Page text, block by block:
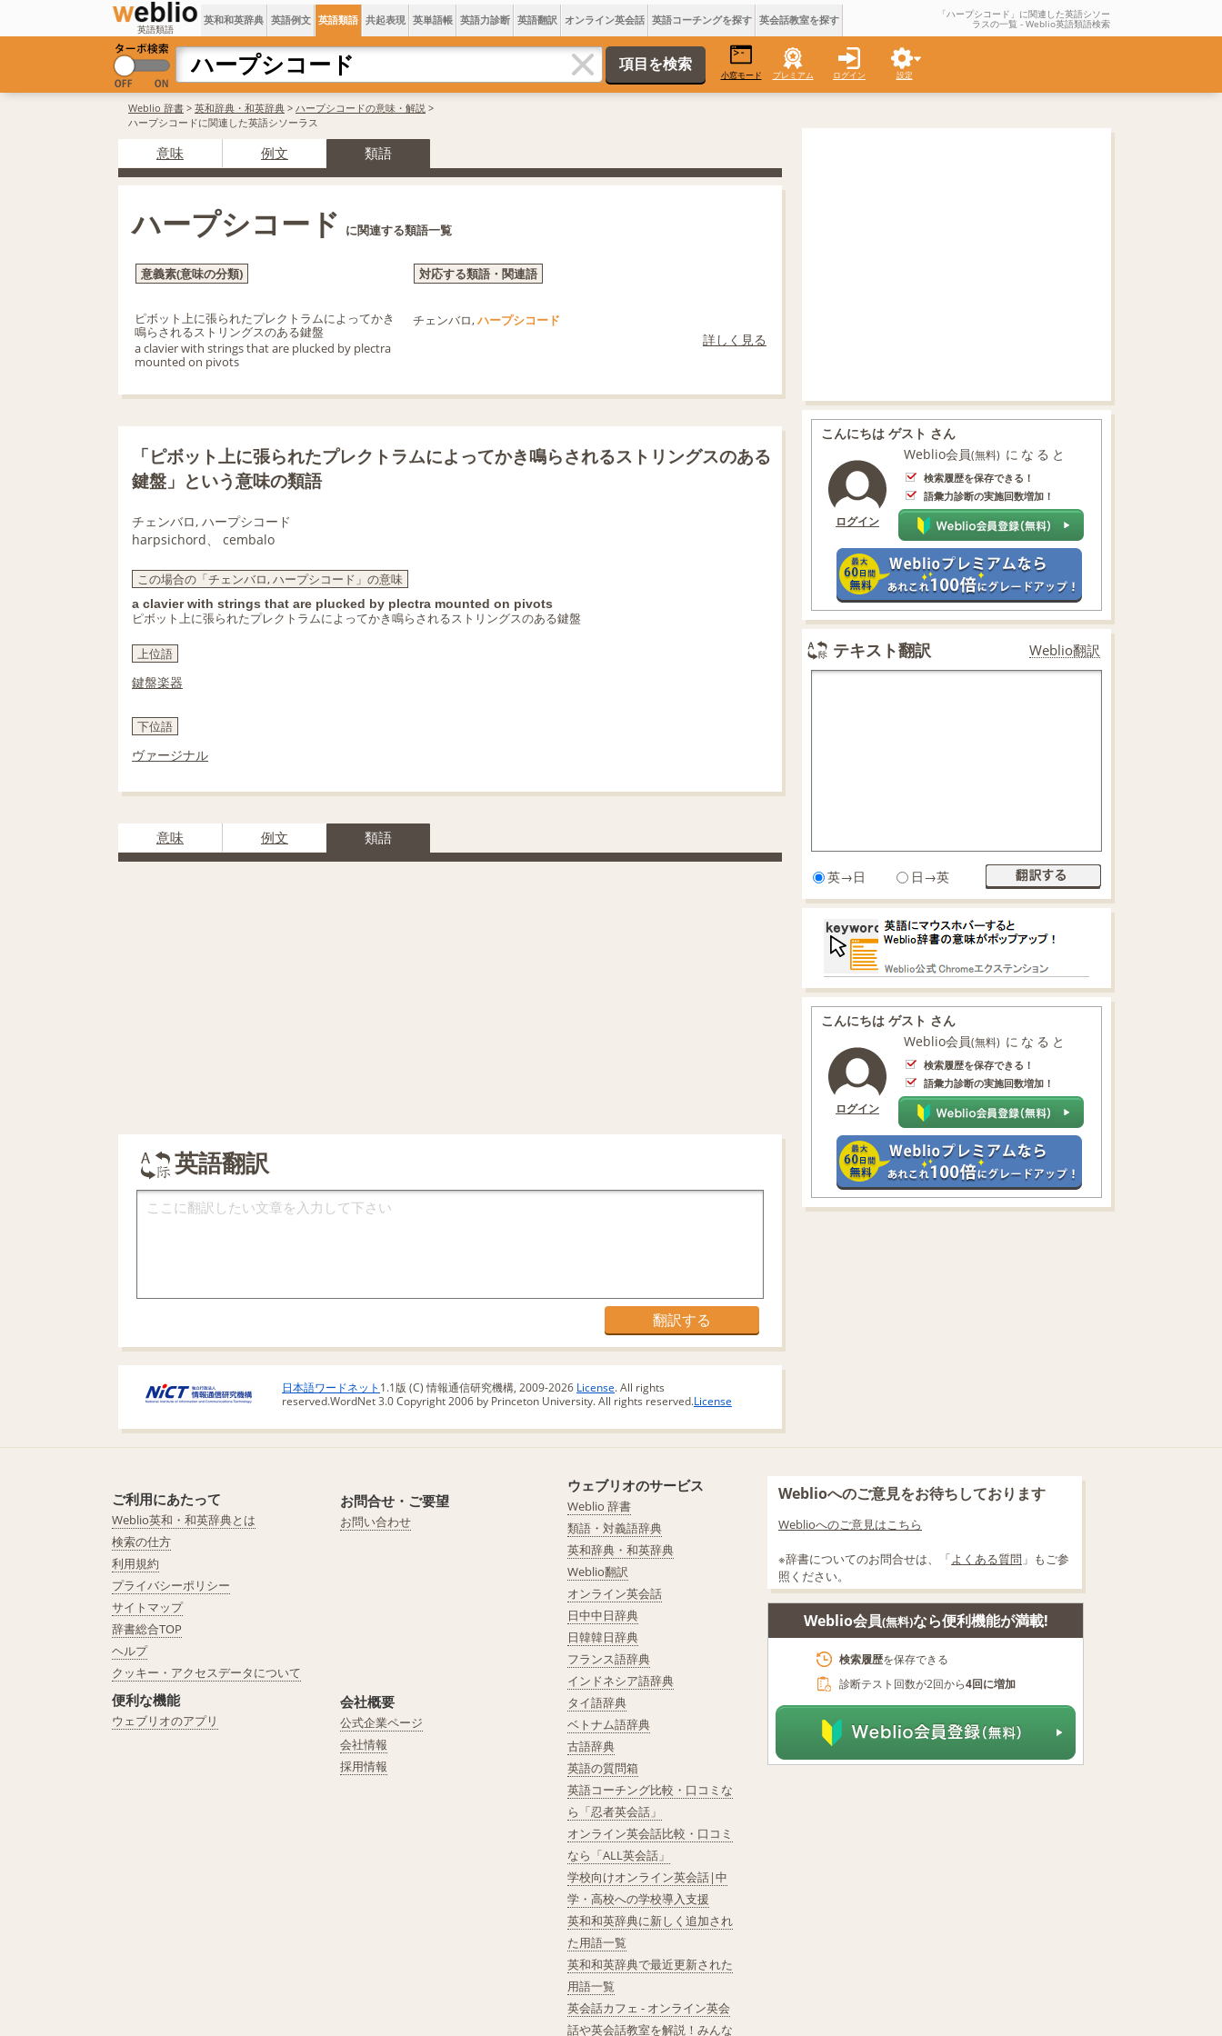
英語類語
英和和英辞典 英語例文 英語類語 共起表現 英単語帳 英語力診断 英語翻訳 オンライン英会話 英語コーチングを探す 英会話教室を探す 「ハープシコード」に関連した英語シソー
ラスの一覧 - Weblio英語類語検索
小窓モード プレミアム ログイン 設定
Weblio 辞書 > 英和辞典・和英辞典 > ハープシコードの意味・解説 >
ハープシコードに関連した英語シソーラス
意味 例文 類語
ハープシコード に関連する類語一覧
意義素(意味の分類) 対応する類語・関連語
ピボット上に張られたプレクトラムによってかき
鳴らされるストリングスのある鍵盤
a clavier with strings that are plucked by plectra
mounted on pivots
チェンバロ,ハープシコード
詳しく見る
「ピボット上に張られたプレクトラムによってかき鳴らされるストリングスのある
鍵盤」という意味の類語
チェンバロ, ハープシコード
harpsichord、 cembalo
この場合の「チェンバロ, ハープシコード」の意味
a clavier with strings that are plucked by plectra mounted on pivots
ピボット上に張られたプレクトラムによってかき鳴らされるストリングスのある鍵盤
上位語
鍵盤楽器
下位語
ヴァージナル
意味 例文 類語
英語翻訳
日本語ワードネット 1.1版 (C) 情報通信研究機構, 2009-2026 License. All rights
reserved.WordNet 3.0 Copyright 2006 by Princeton University. All rights reserved.License
こんにちは ゲスト さん
ログイン
Weblio会員(無料) になると
検索履歴を保存できる！
語彙力診断の実施回数増加！
テキスト翻訳 Weblio翻訳
英→日 日→英
こんにちは ゲスト さん
ログイン
Weblio会員(無料) になると
検索履歴を保存できる！
語彙力診断の実施回数増加！
ご利用にあたって
Weblio英和・和英辞典とは
検索の仕方
利用規約
プライバシーポリシー
サイトマップ
辞書総合TOP
ヘルプ
クッキー・アクセスデータについて
便利な機能
ウェブリオのアプリ
お問合せ・ご要望
お問い合わせ
会社概要
公式企業ページ
会社情報
採用情報
ウェブリオのサービス
Weblio 辞書
類語・対義語辞典
英和辞典・和英辞典
Weblio翻訳
オンライン英会話
日中中日辞典
日韓韓日辞典
フランス語辞典
インドネシア語辞典
タイ語辞典
ベトナム語辞典
古語辞典
英語の質問箱
英語コーチング比較・口コミな
ら「忍者英会話」
オンライン英会話比較・口コミ
なら「ALL英会話」
学校向けオンライン英会話|中
学・高校への学校導入支援
英和和英辞典に新しく追加され
た用語一覧
英和和英辞典で最近更新された
用語一覧
英会話カフェ - オンライン英会
話や英会話教室を解説！みんな
Weblioへのご意見をお待ちしております
Weblioへのご意見はこちら
※辞書についてのお問合せは、「よくある質問 」もご参
照ください。
Weblio会員(無料)なら便利機能が満載!
検索履歴を保存できる
診断テスト回数が2回から4回に増加